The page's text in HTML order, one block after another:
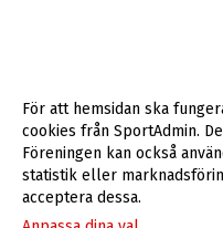
För att hemsidan ska
cookies från SportAdmin.
Föreningen kan också
statistik eller
acceptera dessa.